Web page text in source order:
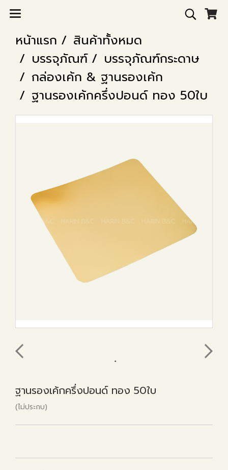
หน้าแรก
สินค้าทั้งหมด
บรรจุภัณฑ์
บรรจุภัณฑ์กระดาษ
กล่องเค้ก & ฐานรองเค้ก
ฐานรองเค้กครึ่งปอนด์ ทอง 50ใบ
ฐานรองเค้กครึ่งปอนด์ ทอง 50ใบ
(ไม่ประกบ)